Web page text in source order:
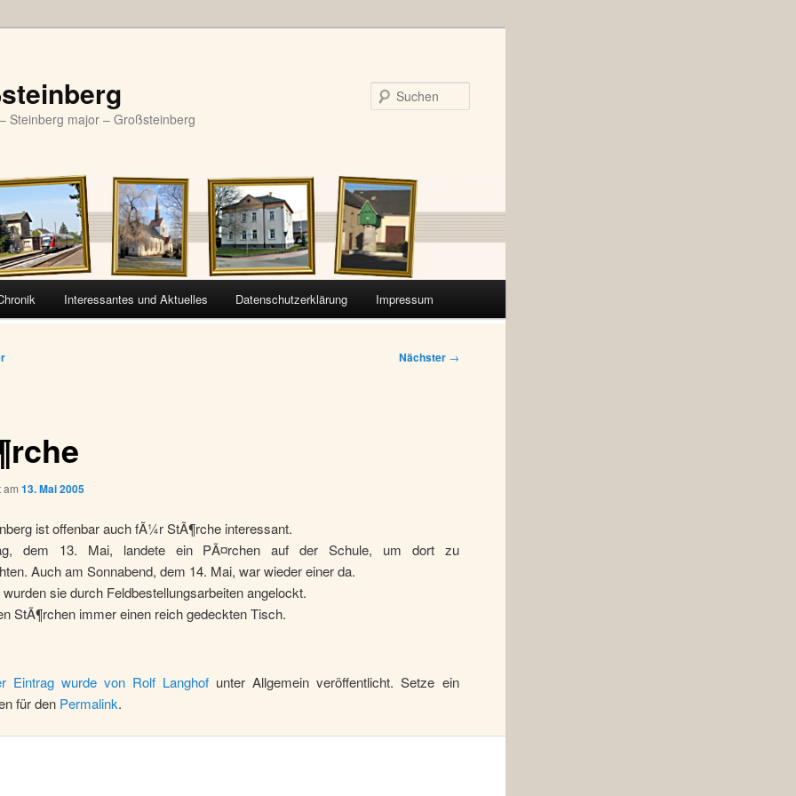
Steinberg major – Großsteinberg
Interessantes und Aktuelles Datenschutzerklärung Impressum
Nächster →
am13. Mai 2005
ist offenbar auch fÃ¼r StÃ¶rche interessant.
dem 13. Mai, landete ein PÃ¤rchen auf der Schule, um dort zu
Auch am Sonnabend, dem 14. Mai, war wieder einer da.
sie durch Feldbestellungsarbeiten angelockt.
StÃ¶rchen immer einen reich gedeckten Tisch.
Eintrag wurde von Rolf Langhof unter Allgemein veröffentlicht. Setze ein
für den Permalink.